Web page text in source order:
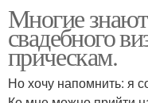
Многие
свадебного
прическам.
Но хочу напомнить: я